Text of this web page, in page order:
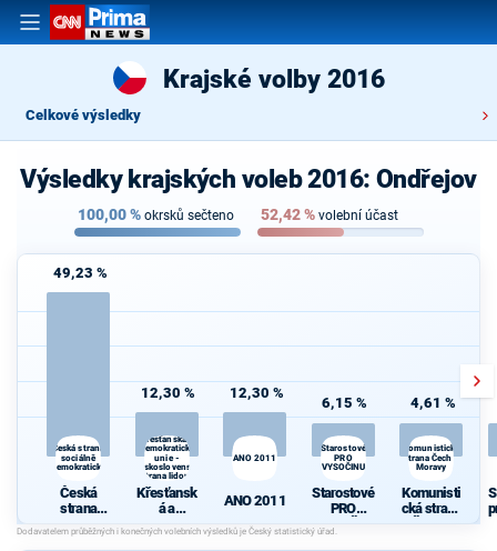
Krajské volby 2016
Celkové výsledky
Výsledky krajských voleb 2016: Ondřejov
100,00% okrsků sečteno 52,42% volební účast
49,23 %
Česká strana
sociálně
demokratická
Česká
strana
sociálně
demokrati
12,30 %
Křesťanská a
demokratická
unie -
Československá
strana lidová
Křesťansk
á a
demokrati
cká unie -
12,30 %
ANO 2011
ANO 2011
6,15 %
Starostové
PRO
VYSOČINU
Starostové
PRO
VYSOČIN
4,61 %
Komunistická
strana Čech a
Moravy
Komunisti
cká strana
Čech a